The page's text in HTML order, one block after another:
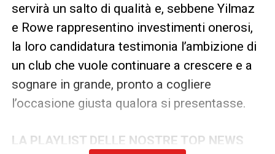
servirà un salto di qualità e, sebbene Yilmaz
e Rowe rappresentino investimenti onerosi,
la loro candidatura testimonia l’ambizione di
un club che vuole continuare a crescere e a
sognare in grande, pronto a cogliere
l’occasione giusta qualora si presentasse.
LA PLAYLIST DELLE NOSTRE TOP NEWS